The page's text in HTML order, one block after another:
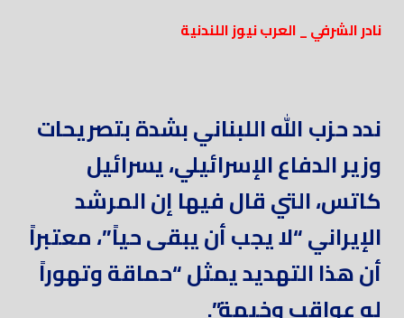
نادر الشرفي _ العرب نيوز اللندنية
ندد حزب الله اللبناني بشدة بتصريحات
وزير الدفاع الإسرائيلي، يسرائيل
كاتس، التي قال فيها إن المرشد
الإيراني “لا يجب أن يبقى حياً”، معتبراً
أن هذا التهديد يمثل “حماقة وتهوراً
له عواقب وخيمة”.